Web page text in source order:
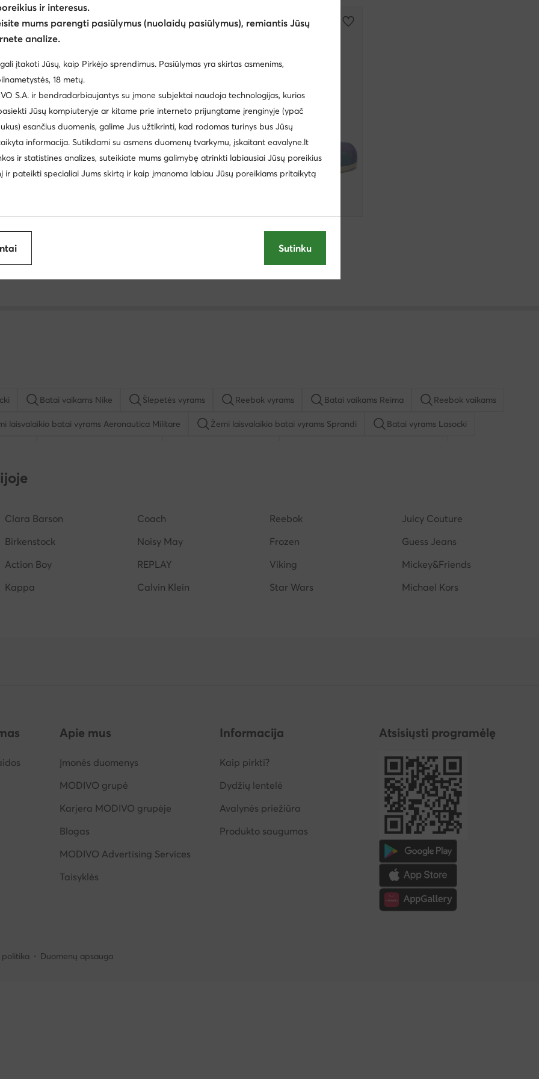
Batai vaikams Nike Šlepetės vyrams Reebok vyrams Batai vaikams Reima Reebok vaikams
laisvalaikio batai vyrams Aeronautica Militare Žemi laisvalaikio batai vyrams Sprandi Batai vyrams Lasocki
vyrams
Clara Barson Coach Reebok
Juicy Couture
Birkenstock Noisy May Frozen
Guess Jeans
Action Boy REPLAY Viking
Mickey&Friends
Kappa Calvin Klein Star Wars Michael Kors
Apie mus
Įmonės duomenys
MODIVO grupė
Karjera MODIVO grupėje
Blogas
MODIVO Advertising Services
Taisyklės
Informacija
Kaip pirkti?
Dydžių lentelė
Avalynės priežiūra
Produkto saugumas
Atsisiųsti programėlę
Duomenų apsauga
ir interesus.
mums parengti pasiūlymus (nuolaidų pasiūlymus), remiantis Jūsų
analize.
įtakoti Jūsų, kaip Pirkėjo sprendimus. Pasiūlymas yra skirtas asmenims,
18 metų.
S.A. ir bendradarbiaujantys su įmone subjektai naudoja technologijas, kurios
Jūsų kompiuteryje ar kitame prie interneto prijungtame įrenginyje (ypač
esančius duomenis, galime Jus užtikrinti, kad rodomas turinys bus Jūsų
informacija. Sutikdami su asmens duomenų tvarkymu, įskaitant eavalyne.lt
ir statistines analizes, suteikiate mums galimybę atrinkti labiausiai Jūsų poreikius
ir pateikti specialiai Jums skirtą ir kaip įmanoma labiau Jūsų poreikiams pritaikytą
Sutinku